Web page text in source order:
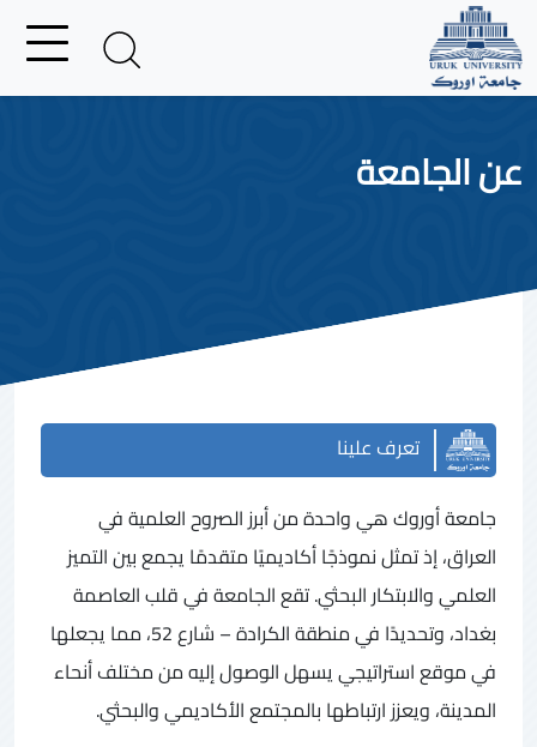
عن الجامعة
تعرف علينا
جامعة أوروك هي واحدة من أبرز الصروح العلمية في
العراق، إذ تمثل نموذجًا أكاديميًا متقدمًا يجمع بين التميز
العلمي والابتكار البحثي. تقع الجامعة في قلب العاصمة
بغداد، وتحديدًا في منطقة الكرادة – شارع 52، مما يجعلها
في موقع استراتيجي يسهل الوصول إليه من مختلف أنحاء
المدينة، ويعزز ارتباطها بالمجتمع الأكاديمي والبحثي.